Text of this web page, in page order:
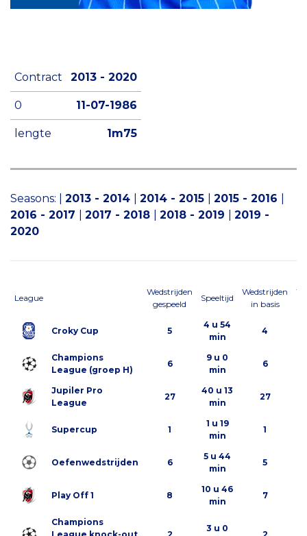
Contract 2013 - 2020
0 11-07-1986
lengte 1m75
Seasons: 2013 - 2014 2014 - 2015 2015 - 2016
2016 - 2017
2017 - 2018 2018 - 2019
2019 -
2020
League
Wedstrijden
gespeeld
Speeltijd
Wedstrijden
in basis
Croky Cup 5
4 u 54
min
4
Champions
League (groep H)
6
9 u 0
min
6
Jupiler Pro
League
27
40 u 13
min
27
Supercup 1
1 u 19
min
1
Oefenwedstrijden 6
5 u 44
min
5
Play Off 1 8
10 u 46
min
7
Champions
3 u 0